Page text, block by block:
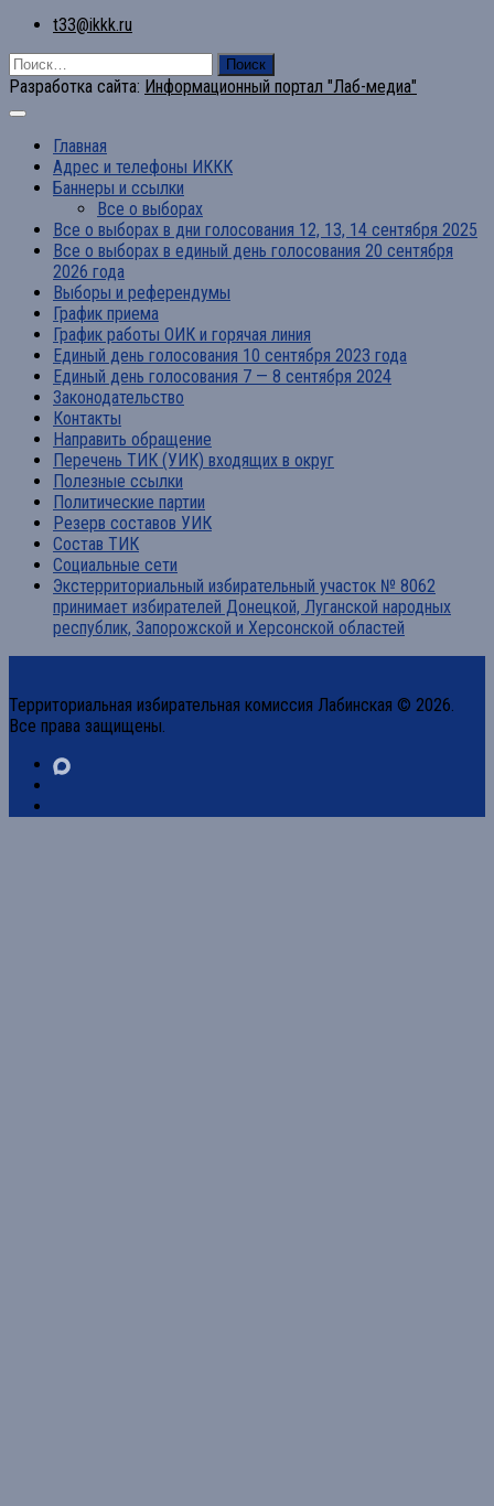
t33@ikkk.ru
Найти:
Разработка сайта: Информационный портал "Лаб-медиа"
Главная
Адрес и телефоны ИККК
Баннеры и ссылки
Все о выборах
Все о выборах в дни голосования 12, 13, 14 сентября 2025
Все о выборах в единый день голосования 20 сентября
2026 года
Выборы и референдумы
График приема
График работы ОИК и горячая линия
Единый день голосования 10 сентября 2023 года
Единый день голосования 7 — 8 сентября 2024
Законодательство
Контакты
Направить обращение
Перечень ТИК (УИК) входящих в округ
Полезные ссылки
Политические партии
Резерв составов УИК
Состав ТИК
Социальные сети
Экстерриториальный избирательный участок № 8062
принимает избирателей Донецкой, Луганской народных
республик, Запорожской и Херсонской областей
Территориальная избирательная комиссия Лабинская © 2026.
Все права защищены.